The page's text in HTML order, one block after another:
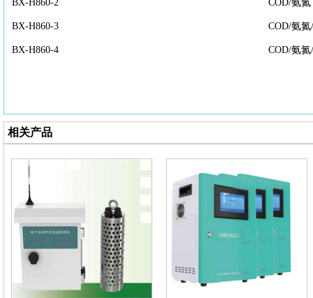
BX-H860-2 COD/氨氮
BX-H860-3 COD/氨
BX-H860-4 COD/氨
相关产品